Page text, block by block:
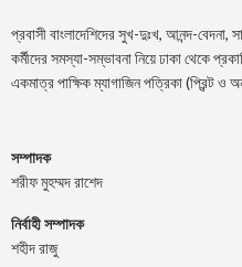
প্রবাসী বাংলাদেশিদের সুখ-দুঃখ, আনন্দ-বেদনা,
কর্মীদের সমস্যা-সম্ভাবনা নিয়ে ঢাকা থেকে
একমাত্র পাক্ষিক ম্যাগাজিন পত্রিকা (প্রিন্ট ও
সম্পাদক
শরীফ মুহম্মদ রাশেদ
নির্বাহী সম্পাদক
শহীদ রাজু